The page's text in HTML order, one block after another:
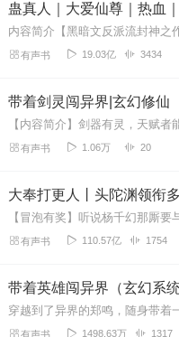
蛊真人｜大爱仙尊｜热血
有声书 19.03亿 3434
带着剑灵闯异界|玄幻修仙
有声书 1.06万 20
大奉打更人丨头陀渊领衔
有声书 110.57亿 1754
带着英雄闯异界（玄幻系统
有声书 1498.63万 1317